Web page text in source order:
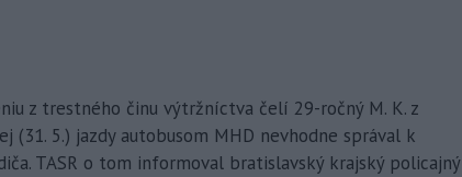
z trestného činu výtržníctva čelí 29-ročný M. K. z
(31. 5.) jazdy autobusom MHD nevhodne správal k
TASR o tom informoval bratislavský krajský policajný